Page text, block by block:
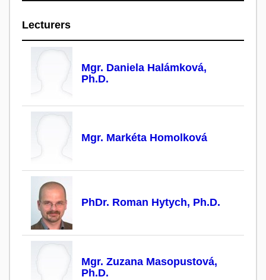
Lecturers
Mgr. Daniela Halámková,
Ph.D.
Mgr. Markéta Homolková
PhDr. Roman Hytych, Ph.D.
Mgr. Zuzana Masopustová,
Ph.D.